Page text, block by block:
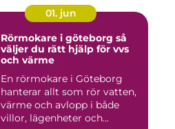
01. jun
Rörmokare i göteborg så
väljer du rätt hjälp för vvs
och värme
En rörmokare i Göteborg
hanterar allt som rör vatten,
värme och avlopp i både
villor, lägenheter och...